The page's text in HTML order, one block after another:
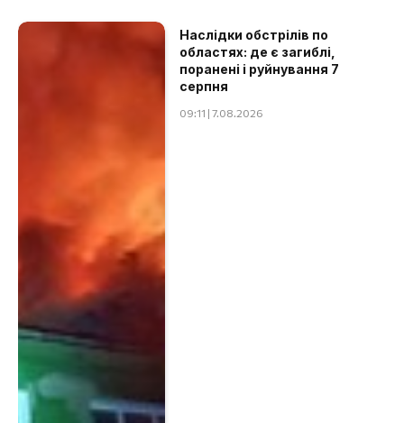
Наслідки обстрілів по
областях: де є загиблі,
поранені і руйнування 7
серпня
09:11 | 7.08.2026